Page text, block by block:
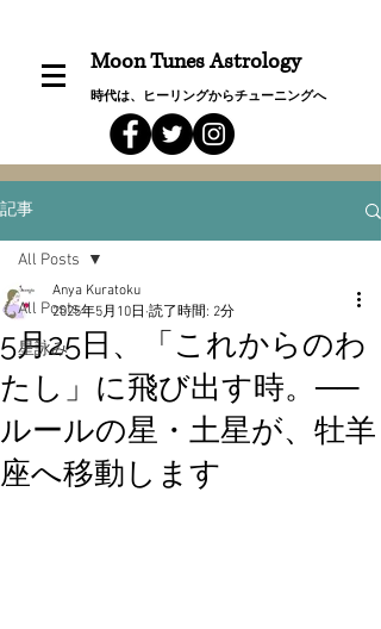
Moon Tunes Astrology
時代は、ヒーリングからチューニングへ
記事
All Posts
星詠み
All Posts
5月25日、「これからのわ
たし」に飛び出す時。──
ルールの星・土星が、牡羊
座へ移動します
Anya Kuratoku
2025年5月10日 読了時間: 2分